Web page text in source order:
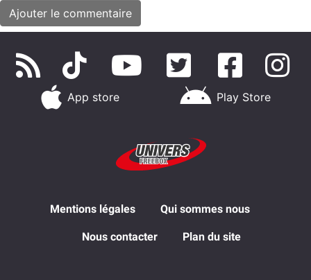
App store Play Store
Mentions légales Qui sommes nous
Nous contacter Plan du site